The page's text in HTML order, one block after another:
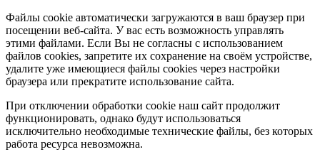
Файлы cookie автоматически загружаются в ваш браузер при
посещении веб-сайта. У вас есть возможность управлять
этими файлами. Если Вы не согласны с использованием
файлов cookies, запретите их сохранение на своём устройстве,
удалите уже имеющиеся файлы cookies через настройки
браузера или прекратите использование сайта.
При отключении обработки cookie наш сайт продолжит
функционировать, однако будут использоваться
исключительно необходимые технические файлы, без которых
работа ресурса невозможна.